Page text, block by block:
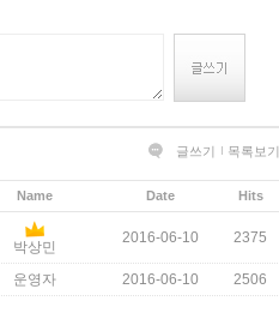
글쓰기 목록보기
Name Date Hits
박상민
2016-06-10 2375
운영자 2016-06-10 2506